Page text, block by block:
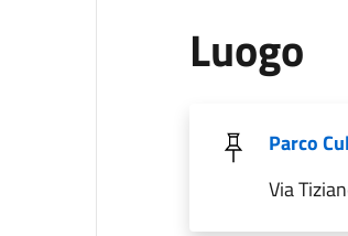
Luogo
Parco
Via